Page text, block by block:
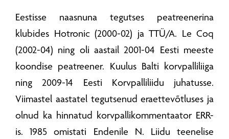
Eestisse naasnuna tegutses peatreenerina
klubides Hotronic (2000-02) ja TTÜ/A. Le Coq
(2002-04) ning oli aastail 2001-04 Eesti meeste
koondise peatreener. Kuulus Balti korvpalliliiga
ning 2009-14 Eesti Korvpalliliidu juhatusse.
Viimastel aastatel tegutsenud eraettevõtluses ja
olnud ka hinnatud korvpallikommentaator ERR-
is. 1985 omistati Endenile N. Liidu teenelise